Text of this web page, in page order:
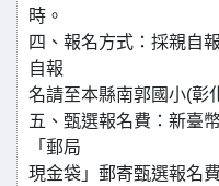
時。
四、報名方式：採親自
自報
名請至本縣南郭國小(彰
五、甄選報名費：新臺
「郵局
現金袋」郵寄甄選報名